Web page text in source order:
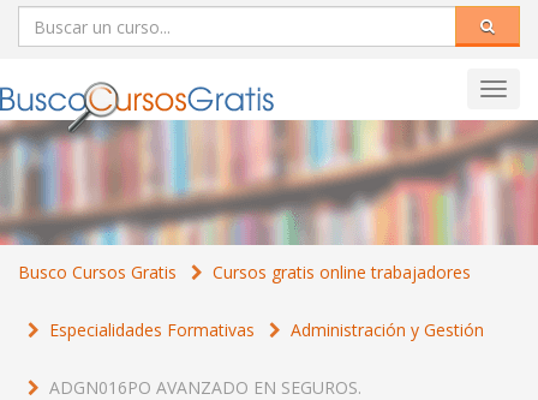
Busco Cursos Gratis Cursos gratis online trabajadores
Especialidades Formativas Administración y Gestión
ADGN016PO AVANZADO EN SEGUROS.